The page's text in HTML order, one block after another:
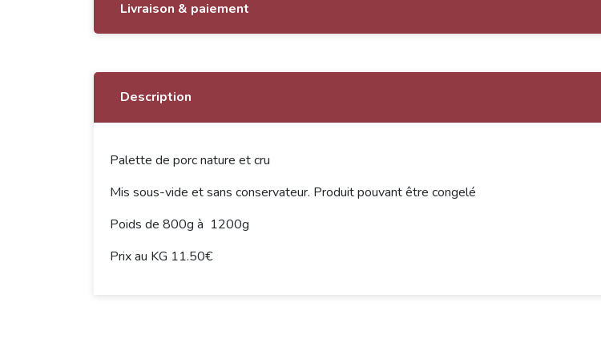
Livraison & paiement
Description
Palette de porc nature et cru
Mis sous-vide et sans conservateur. Produit pouvant être congelé
Poids de 800g à 1200g
Prix au KG 11.50€